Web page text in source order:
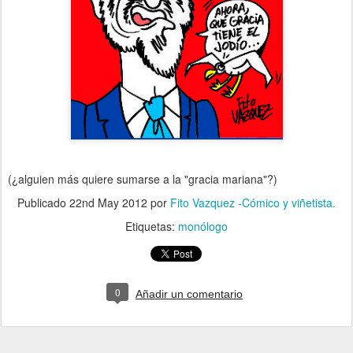
(¿alguien más quiere sumarse a la "gracia mariana"?)
Publicado 22nd May 2012 por Fito Vazquez -Cómico y viñetista.
Etiquetas: monólogo
0 Añadir un comentario